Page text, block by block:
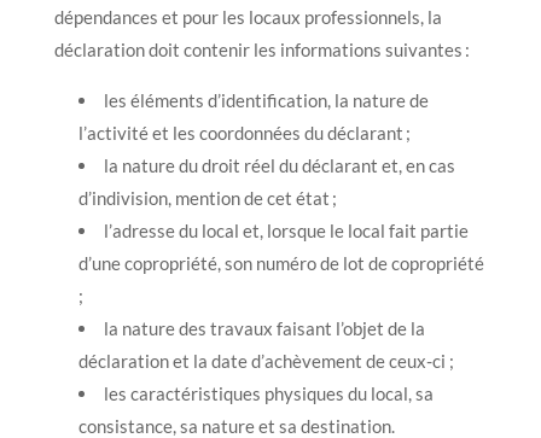
dépendances et pour les locaux professionnels, la
déclaration doit contenir les informations suivantes :
les éléments d’identification, la nature de
l’activité et les coordonnées du déclarant ;
la nature du droit réel du déclarant et, en cas
d’indivision, mention de cet état ;
l’adresse du local et, lorsque le local fait partie
d’une copropriété, son numéro de lot de copropriété
;
la nature des travaux faisant l’objet de la
déclaration et la date d’achèvement de ceux-ci ;
les caractéristiques physiques du local, sa
consistance, sa nature et sa destination.